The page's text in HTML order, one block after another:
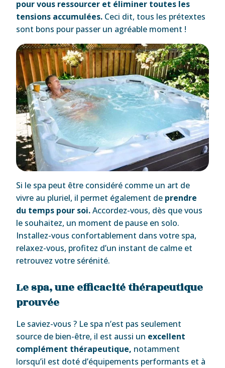
pour vous ressourcer et éliminer toutes les
tensions accumulées. Ceci dit, tous les prétextes
sont bons pour passer un agréable moment !
Si le spa peut être considéré comme un art de
vivre au pluriel, il permet également de prendre
du temps pour soi.Accordez-vous, dès que vous
le souhaitez, un moment de pause en solo.
Installez-vous confortablement dans votre spa,
relaxez-vous, profitez d’un instant de calme et
retrouvez votre sérénité.
Le spa, une efficacité thérapeutique
prouvée
Le saviez-vous ? Le spa n’est pas seulement
source de bien-être, il est aussi un excellent
complément thérapeutique, notamment
lorsqu’il est doté d’équipements performants et à